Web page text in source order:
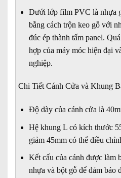
Dưới lớp film PVC là nhựa
bằng cách trộn keo gỗ với
đúc ép thành tấm panel.
hợp của máy móc hiện đại
nghiệp.
Chi Tiết Cánh Cửa và Khung
Độ dày của cánh cửa là
Hệ khung L có kích thước
giảm 45mm có thể điều
Kết cấu của cánh được làm
nhựa và bột gỗ để đảm bảo